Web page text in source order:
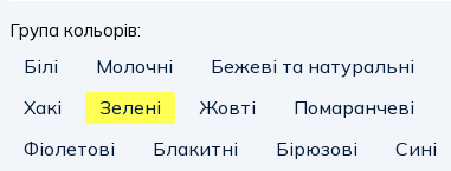
Група кольорів:
Білі Молочні Бежеві та натуральні
Хакі
Зелені Жовті Помаранчеві
Фіолетові
Блакитні Бірюзові Сині